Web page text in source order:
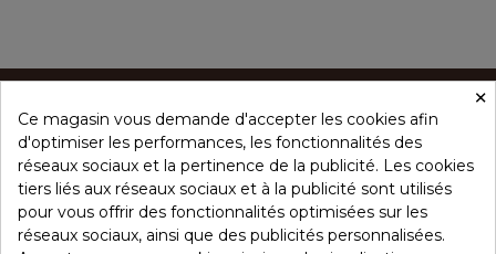
CONCEPT ÉPICES
NOS PRODUITS
×
Ce magasin vous demande d'accepter les cookies afin
d'optimiser les performances, les fonctionnalités des
réseaux sociaux et la pertinence de la publicité. Les cookies
tiers liés aux réseaux sociaux et à la publicité sont utilisés
pour vous offrir des fonctionnalités optimisées sur les
réseaux sociaux, ainsi que des publicités personnalisées.